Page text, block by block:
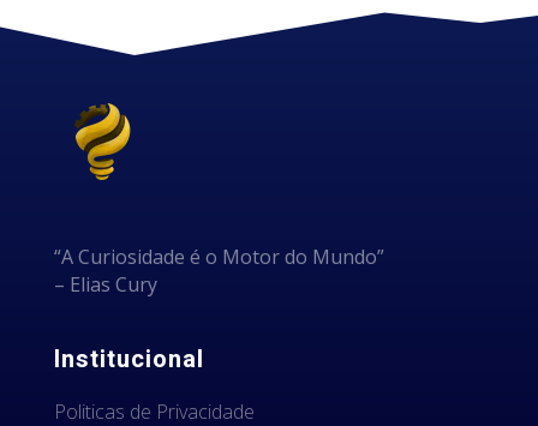
“A Curiosidade é o Motor do Mundo”
– Elias Cury
Institucional
Politicas de Privacidade